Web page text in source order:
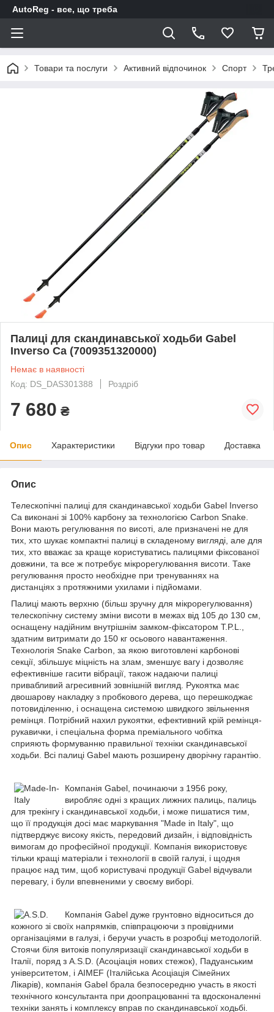
AutoReg - все, що треба
Товари та послуги Активний відпочинок Спорт
Палиці для скандинавської ходьби Gabel
Inverso Ca (7009351320000)
Немає в наявності
Код: DS_DAS301388
Роздріб
7 680 ₴
Опис Характеристики Відгуки про товар Доставка
Опис
Телескопічні палиці для скандинавської ходьби Gabel Inverso
Ca виконані зі 100% карбону за технологією Carbon Snake.
Вони мають регулювання по висоті, але призначені не для
тих, хто шукає компактні палиці в складеному вигляді, але для
тих, хто вважає за краще користуватись палицями фіксованої
довжини, та все ж потребує мікрорегулювання висоти. Таке
регулювання просто необхідне при тренуваннях на
дистанціях з протяжними ухилами і підйомами.
Палиці мають верхню (більш зручну для мікрорегулювання)
телескопічну систему зміни висоти в межах від 105 до 130 см,
оснащену надійним внутрішнім замком-фіксатором T.P.L.,
здатним витримати до 150 кг осьового навантаження.
Технологія Snake Carbon, за якою виготовлені карбонові
секції, збільшує міцність на злам, зменшує вагу і дозволяє
ефективніше гасити вібрації, також надаючи палиці
привабливий агресивний зовнішній вигляд. Рукоятка має
двошарову накладку з пробкового дерева, що перешкоджає
потовиділенню, і оснащена системою швидкого звільнення
ремінця. Потрібний нахил рукоятки, ефективний крій ремінця-
рукавички, і спеціальна форма преміального чобітка
сприяють формуванню правильної техніки скандинавської
ходьби. Всі палиці Gabel мають розширену дворічну гарантію.
Компанія Gabel, починаючи з 1956 року,
виробляє одні з кращих лижних палиць, палиць
для трекінгу і скандинавської ходьби, і може пишатися тим,
що її продукція досі має маркування "Made in Italy", що
підтверджує високу якість, передовий дизайн, і відповідність
вимогам до професійної продукції. Компанія використовує
тільки кращі матеріали і технології в своїй галузі, і щодня
працює над тим, щоб користувачі продукції Gabel відчували
перевагу, і були впевненими у своєму виборі.
Компанія Gabel дуже грунтовно відноситься до
кожного зі своїх напрямків, співпрацюючи з провідними
організаціями в галузі, і беручи участь в розробці методологій.
Стоячи біля витоків популяризації скандинавської ходьби в
Італії, поряд з A.S.D. (Асоціація нових стежок), Падуанським
університетом, і AIMEF (Італійська Асоціація Сімейних
Лікарів), компанія Gabel брала безпосередню участь в якості
технічного консультанта при доопрацюванні та вдосконаленні
техніки занять і комплексу вправ по скандинавської ходьбі.